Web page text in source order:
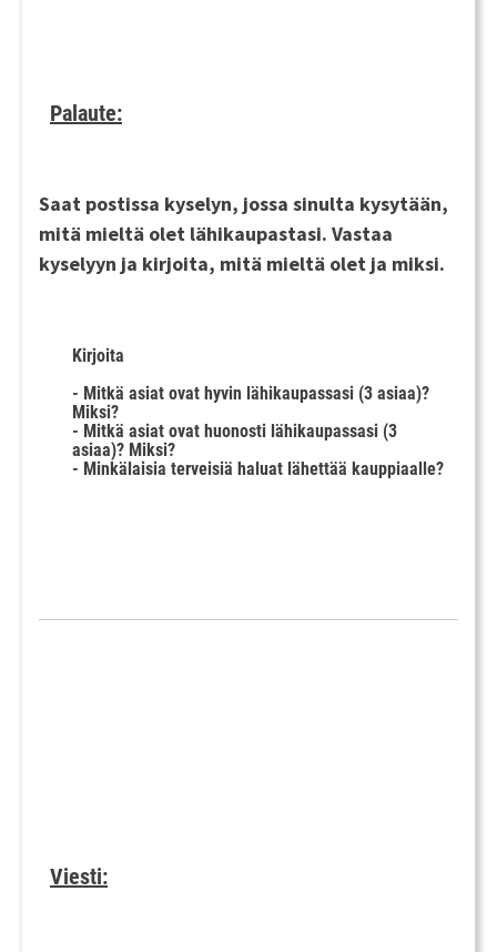
Palaute:
Saat postissa kyselyn, jossa sinulta kysytään,
mitä mieltä olet lähikaupastasi. Vastaa
kyselyyn ja kirjoita, mitä mieltä olet ja miksi.
Kirjoita
- Mitkä asiat ovat hyvin lähikaupassasi (3 asiaa)?
Miksi?
- Mitkä asiat ovat huonosti lähikaupassasi (3
asiaa)? Miksi?
- Minkälaisia terveisiä haluat lähettää kauppiaalle?
Viesti: